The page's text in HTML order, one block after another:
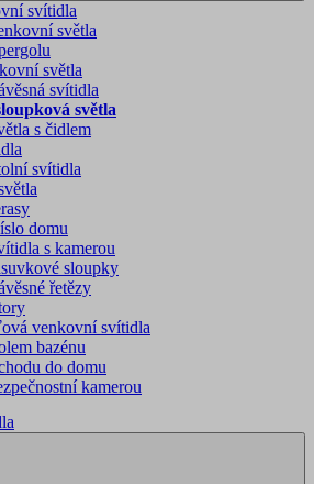
svítidla
světla
světla
svítidla
světla
s čidlem
svítidla
domu
s kamerou
sloupky
řetězy
venkovní svítidla
bazénu
do domu
kamerou